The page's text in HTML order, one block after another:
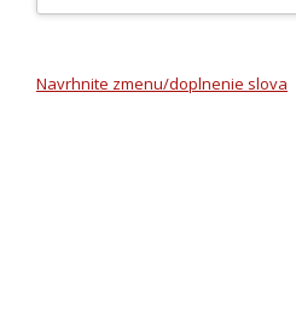
Navrhnite zmenu/doplnenie slova